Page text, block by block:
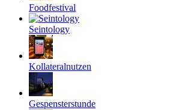
Foodfestival
Seintology
Kollateralnutzen
Gespensterstunde